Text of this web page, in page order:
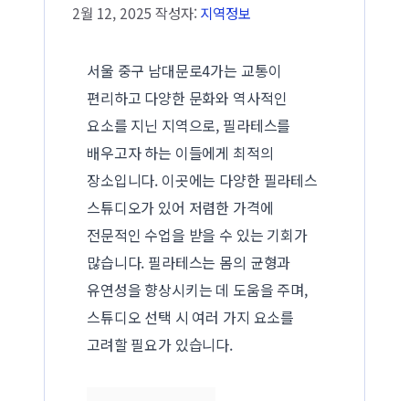
2월 12, 2025 작성자: 지역정보
서울 중구 남대문로4가는 교통이
편리하고 다양한 문화와 역사적인
요소를 지닌 지역으로, 필라테스를
배우고자 하는 이들에게 최적의
장소입니다. 이곳에는 다양한 필라테스
스튜디오가 있어 저렴한 가격에
전문적인 수업을 받을 수 있는 기회가
많습니다. 필라테스는 몸의 균형과
유연성을 향상시키는 데 도움을 주며,
스튜디오 선택 시 여러 가지 요소를
고려할 필요가 있습니다.